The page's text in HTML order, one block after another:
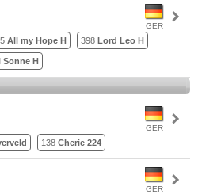
GER
All my Hope H 398 Lord Leo H
Sonne H
GER
138 Cherie 224
GER